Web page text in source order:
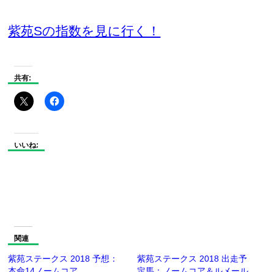
紫苑Sの指数を見に行く！
共有:
いいね:
関連
紫苑ステークス 2018 予想：
紫苑ステークス 2018 出走予